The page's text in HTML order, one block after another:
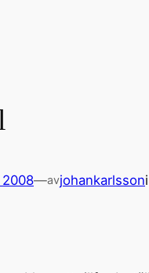
2008—avjohankarlssoni